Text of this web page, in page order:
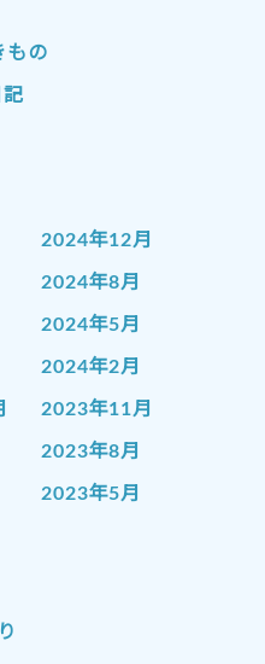
もの
記
2024年12月
2024年8月
2024年5月
2024年2月
2023年11月
2023年8月
2023年5月